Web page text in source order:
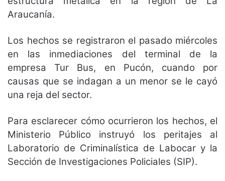
Araucanía.
Los hechos se registraron el pasado miércoles
en las inmediaciones del terminal de la
empresa Tur Bus, en Pucón, cuando por
causas que se indagan a un menor se le cayó
una reja del sector.
Para esclarecer cómo ocurrieron los hechos, el
Ministerio Público instruyó los peritajes al
Laboratorio de Criminalística de Labocar y la
Sección de Investigaciones Policiales (SIP).